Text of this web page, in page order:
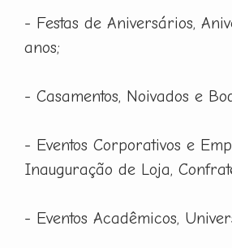
- Festas de Aniversários,
anos;
- Casamentos, Noivados e
- Eventos Corporativos e
Inauguração de Loja,
- Eventos Acadêmicos,